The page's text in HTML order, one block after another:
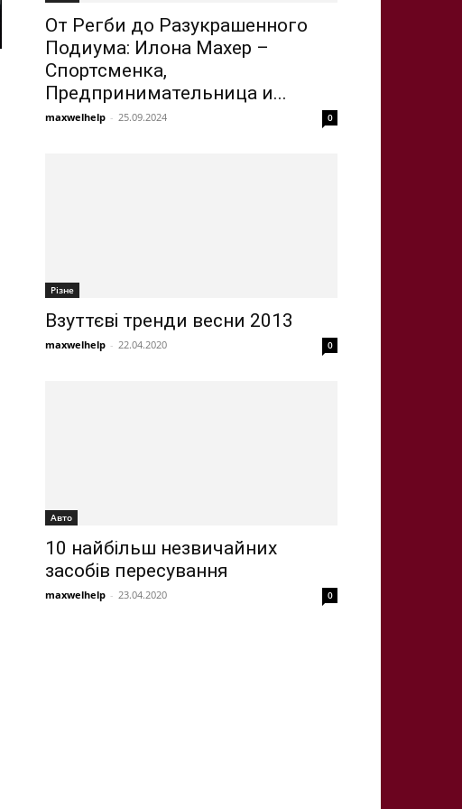
От Регби до Разукрашенного
Подиума: Илона Махер –
Спортсменка,
Предпринимательница и...
maxwelhelp - 25.09.2024 0
Різне
Взуттєві тренди весни 2013
maxwelhelp - 22.04.2020 0
Авто
10 найбільш незвичайних
засобів пересування
maxwelhelp - 23.04.2020 0